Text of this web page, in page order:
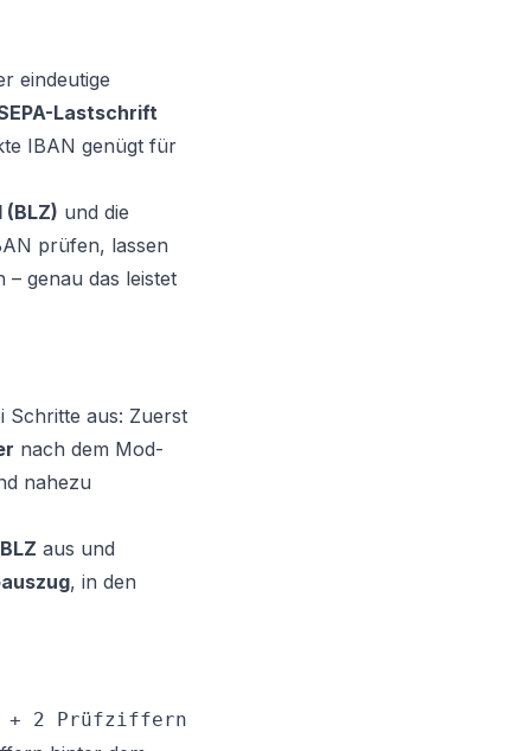
eindeutige
Lastschrift
IBAN genügt für
(BLZ) und die
prüfen, lassen
genau das leistet
Schritte aus: Zuerst
nach dem Mod-
nahezu
BLZ aus und
, in den
+ 2 Prüfziffern